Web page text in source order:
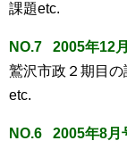
課題etc.
NO.7 2005年12
鷲沢市政２期目
etc.
NO.6 2005年8